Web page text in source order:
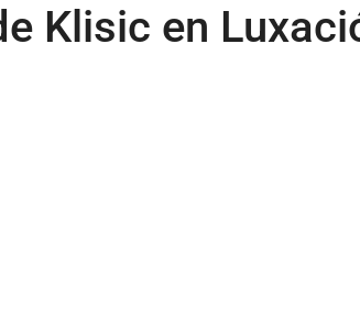
Klisic en